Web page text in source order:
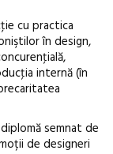
cu practica
în design,
internă (în
semnat de
de designeri